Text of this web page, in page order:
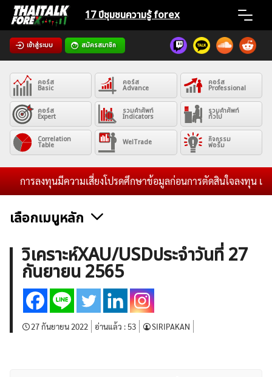
Skip
content
17 ปีชุมชนความรู้ forex
เข้าสู่ระบบ สมัครสมาชิก
Home
News
Articles
VPS Register
ค้นหา
สำหรับ:
คอร์ส
Basic
คอร์ส
Advance
คอร์ส
Professional
คอร์ส
Expert
รวมคำศัพท์
Indicators
รวมคำศัพท์
ทั่วไป
Correlation
Table WelTrade กิจกรรม
ฟอรั่ม
การลงทุนมีความเสี่ยงโปรดศึกษาข้อมูลก่อนการตัดสินใจลงทุน และ
เลือกเมนูหลัก
ข่าวฟอเร็กซ์และสกุลเงิน คริปโตเคอร์เรนซี
ฟรีซิกแนล รายวัน
บทวิเคราะห์
เศรษฐกิจทั่วไป
สินค้าโภคภัณฑ์
โบรกเกอร์ FX
โปรโมชั่น Forex
กองทุน Forex
ฟรี EA
วิเคราะห์XAU/USDประจำวันที่ 27
กันยายน 2565
27 กันยายน 2022 อ่านแล้ว :53 SIRIPAKAN